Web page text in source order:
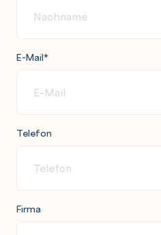
E-Mail*
Telefon
Firma